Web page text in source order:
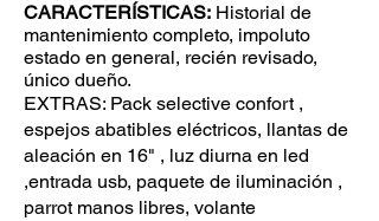
CARACTERÍSTICAS: Historial de
mantenimiento completo, impoluto
estado en general, recién revisado,
único dueño.
EXTRAS: Pack selective confort ,
espejos abatibles eléctricos, llantas de
aleación en 16" , luz diurna en led
,entrada usb, paquete de iluminación ,
parrot manos libres, volante